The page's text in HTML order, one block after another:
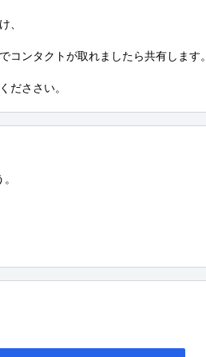
、
コンタクトが取れましたら共有します。
だささい。